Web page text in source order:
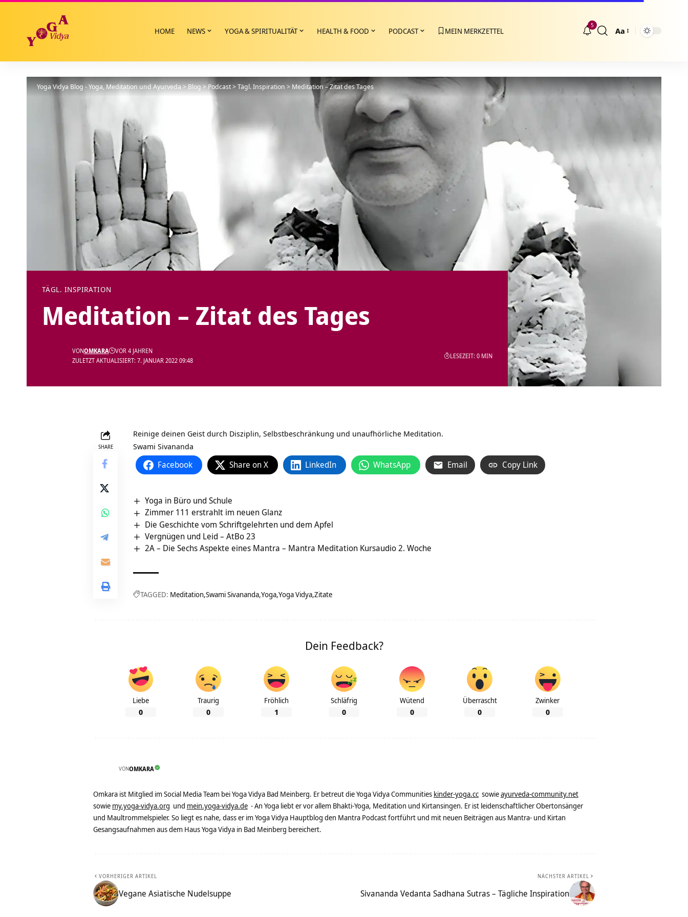
HOME NEWS YOGA & SPIRITUALITÄT HEALTH & FOOD PODCAST MEIN MERKZETTEL
5
Größenänderung
Aa
Yoga Vidya Blog - Yoga, Meditation und Ayurveda>Blog>Podcast>Tägl. Inspiration > Meditation – Zitat des Tages
TÄGL. INSPIRATION
Meditation – Zitat des Tages
ZULETZT AKTUALISIERT: 7. JANUAR 2022 09:48
VONOMKARA VOR 4 JAHREN
LESEZEIT: 0 MIN
SHARE
Reinige deinen Geist durch Disziplin, Selbstbeschränkung und unaufhörliche Meditation.
Swami Sivananda
Facebook Share on X LinkedIn WhatsApp Email Copy Link
Yoga in Büro und Schule
Zimmer 111 erstrahlt im neuen Glanz
Die Geschichte vom Schriftgelehrten und dem Apfel
Vergnügen und Leid – AtBo 23
2A – Die Sechs Aspekte eines Mantra – Mantra Meditation Kursaudio 2. Woche
TAGGED: Meditation Swami Sivananda Yoga Yoga Vidya Zitate
Dein Feedback?
Liebe
0
Traurig
0
Fröhlich
1
Schläfrig
0
Wütend
0
Überrascht
0
Zwinker
0
VONOMKARA
Omkara ist Mitglied im Social Media Team bei Yoga Vidya Bad Meinberg. Er betreut die Yoga Vidya Communities kinder-yoga.cc sowieayurveda-community.net
sowie my.yoga-vidya.org und mein.yoga-vidya.de - An Yoga liebt er vor allem Bhakti-Yoga, Meditation und Kirtansingen. Er ist leidenschaftlicher Obertonsänger
und Maultrommelspieler. So liegt es nahe, dass er im Yoga Vidya Hauptblog den Mantra Podcast fortführt und mit neuen Beiträgen aus Mantra- und Kirtan
Gesangsaufnahmen aus dem Haus Yoga Vidya in Bad Meinberg bereichert.
VORHERIGER ARTIKEL
Vegane Asiatische Nudelsuppe
NÄCHSTER ARTIKEL
Sivananda Vedanta Sadhana Sutras – Tägliche Inspiration